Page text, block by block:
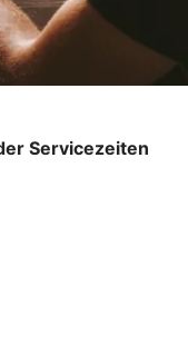
Servicezeiten